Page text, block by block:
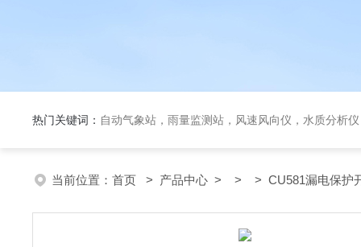
热门关键词： 自动气象站，雨量监测站，风速风向仪，水质分析
当前位置： 首页 > 产品中心 > > > CU581漏电保护开